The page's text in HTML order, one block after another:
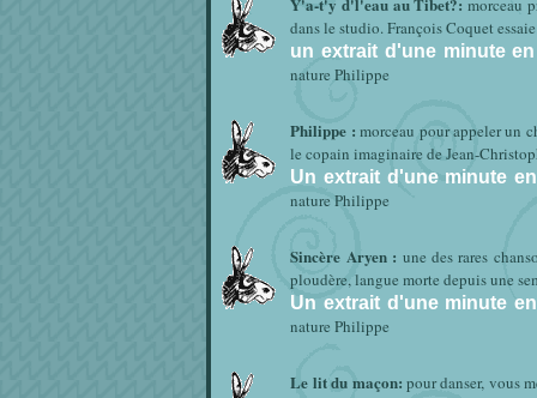
morceau
dans le studio. François Coquet
un extrait d'une minute
nature Philippe
Philippe :morceau pour appeler un
le copain imaginaire de Jean-
Un extrait d'une minute
nature Philippe
Sincère Aryen : une des rares
ploudère, langue morte depuis une
Un extrait d'une minute
nature Philippe
Le lit du maçon: pour danser, vous